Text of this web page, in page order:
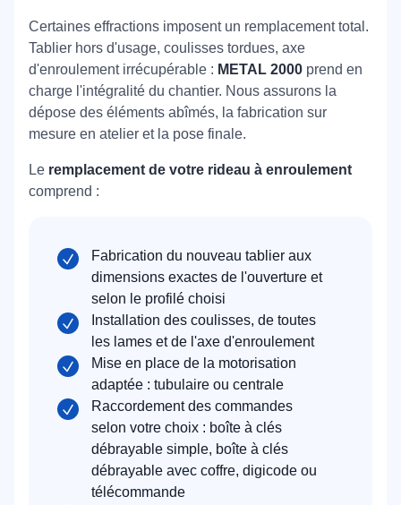
Certaines effractions imposent un remplacement total.
Tablier hors d'usage, coulisses tordues, axe
d'enroulement irrécupérable : METAL 2000 prend en
charge l'intégralité du chantier. Nous assurons la
dépose des éléments abîmés, la fabrication sur
mesure en atelier et la pose finale.
Le remplacement de votre rideau à enroulement
comprend :
Fabrication du nouveau tablier aux
dimensions exactes de l'ouverture et
selon le profilé choisi
Installation des coulisses, de toutes
les lames et de l'axe d'enroulement
Mise en place de la motorisation
adaptée : tubulaire ou centrale
Raccordement des commandes
selon votre choix : boîte à clés
débrayable simple, boîte à clés
débrayable avec coffre, digicode ou
télécommande